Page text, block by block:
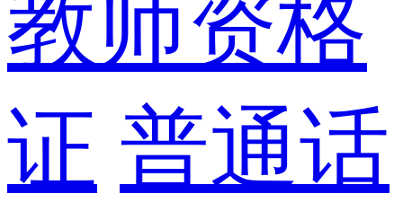
教师资格
证 普通话